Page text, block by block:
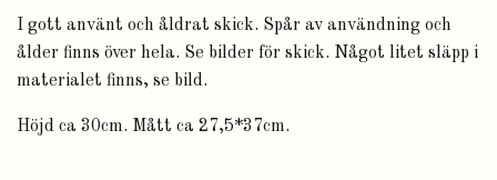
I gott använt och åldrat skick. Spår av användning och
ålder finns över hela. Se bilder för skick. Något litet släpp i
materialet finns, se bild.
Höjd ca 30cm. Mått ca 27,5*37cm.